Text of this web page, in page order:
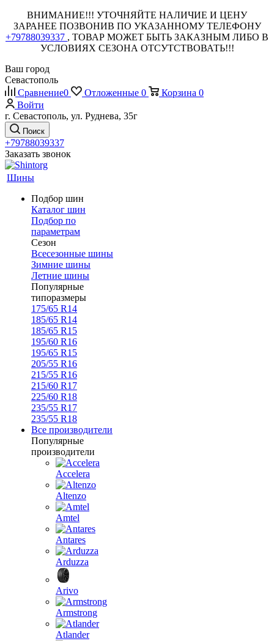
ВНИМАНИЕ!!! УТОЧНЯЙТЕ НАЛИЧИЕ И ЦЕНУ
ЗАРАНЕЕ ПОЗВОНИВ ПО УКАЗАННОМУ ТЕЛЕФОНУ
+79788039337 , ТОВАР МОЖЕТ БЫТЬ ЗАКАЗНЫМ ЛИБО В
УСЛОВИЯХ СЕЗОНА ОТСУТСТВОВАТЬ!!!
Ваш город
Севастополь
Сравнение0 Отложенные 0 Корзина 0
Войти
г. Севастополь, ул. Руднева, 35г
Поиск
+79788039337
Заказать звонок
Шины
Подбор шин
Каталог шин
Подбор по
параметрам
Сезон
Всесезонные шины
Зимние шины
Летние шины
Популярные
типоразмеры
175/65 R14
185/65 R14
185/65 R15
195/60 R16
195/65 R15
205/55 R16
215/55 R16
215/60 R17
225/60 R18
235/55 R17
235/55 R18
Все производители
Популярные
производители
Accelera
Altenzo
Amtel
Antares
Arduzza
Arivo
Armstrong
Atlander